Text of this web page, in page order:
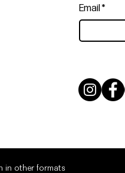
Email
in other formats